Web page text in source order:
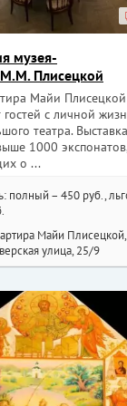
музея-
Плисецкой
Майи Плисецкой
гостей с личной
театра. Выставка
1000 экспонатов,
о ...
полный – 450 руб.,
Майи Плисецкой,
улица, 25/9